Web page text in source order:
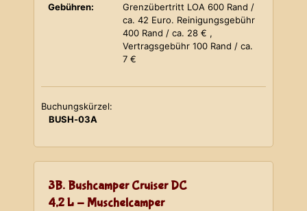
Gebühren:
Grenzübertritt LOA 600 Rand /
ca. 42 Euro. Reinigungsgebühr
400 Rand / ca. 28 € ,
Vertragsgebühr 100 Rand / ca.
7 €
Buchungskürzel:
BUSH-03A
3B. Bushcamper Cruiser DC
4,2 L - Muschelcamper